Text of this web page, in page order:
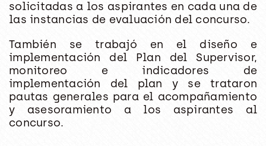
solicitadas a los aspirantes en cada una de
las instancias de evaluación del concurso.
También se trabajó en el diseño e
implementación del Plan del Supervisor,
monitoreo e indicadores de
implementación del plan y se trataron
pautas generales para el acompañamiento
y asesoramiento a los aspirantes al
concurso.